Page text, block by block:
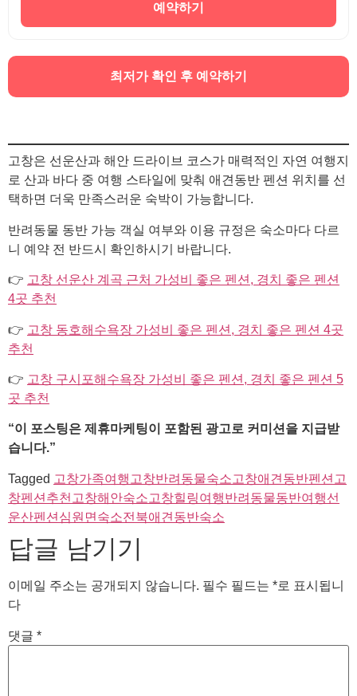
예약하기
최저가 확인 후 예약하기
고창은 선운산과 해안 드라이브 코스가 매력적인 자연 여행지
로 산과 바다 중 여행 스타일에 맞춰 애견동반 펜션 위치를 선
택하면 더욱 만족스러운 숙박이 가능합니다.
반려동물 동반 가능 객실 여부와 이용 규정은 숙소마다 다르
니 예약 전 반드시 확인하시기 바랍니다.
👉 고창 선운산 계곡 근처 가성비 좋은 펜션, 경치 좋은 펜션
4곳 추천
👉 고창 동호해수욕장 가성비 좋은 펜션, 경치 좋은 펜션 4곳
추천
👉 고창 구시포해수욕장 가성비 좋은 펜션, 경치 좋은 펜션 5
곳 추천
“이 포스팅은 제휴마케팅이 포함된 광고로 커미션을 지급받
습니다.”
Tagged 고창가족여행 고창반려동물숙소고창애견동반펜션 고
창펜션추천 고창해안숙소고창힐링여행반려동물동반여행선
운산펜션 심원면숙소전북애견동반숙소
답글 남기기
이메일 주소는 공개되지 않습니다. 필수 필드는 *로 표시됩니
다
댓글 *